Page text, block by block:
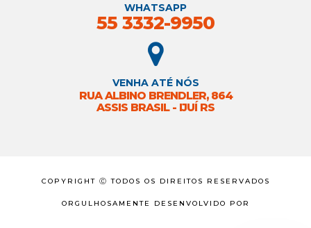
WHATSAPP
55 3332-9950
VENHA ATÉ NÓS
RUA ALBINO BRENDLER, 864
ASSIS BRASIL - IJUÍ RS
COPYRIGHT Ⓒ TODOS OS DIREITOS RESERVADOS
ORGULHOSAMENTE DESENVOLVIDO POR